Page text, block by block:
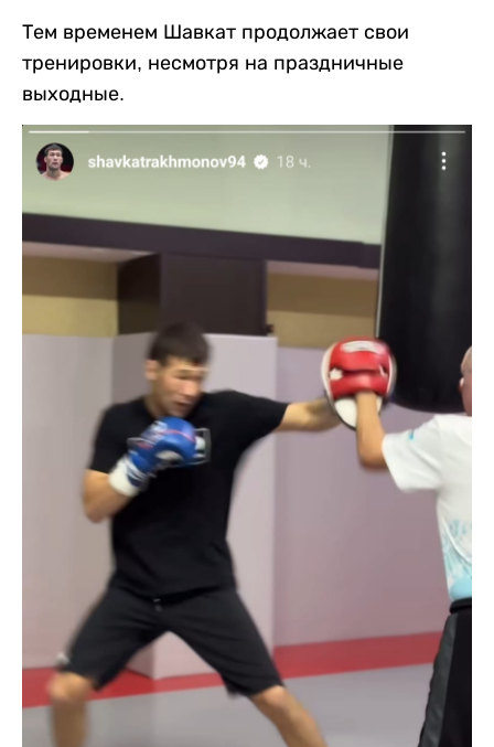
Тем временем Шавкат продолжает свои
тренировки, несмотря на праздничные
выходные.